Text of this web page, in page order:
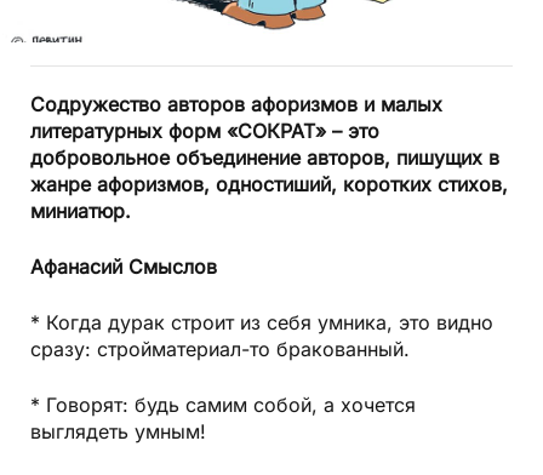
Содружество авторов афоризмов и малых
литературных форм «СОКРАТ» – это
добровольное объединение авторов, пишущих в
жанре афоризмов, одностиший, коротких стихов,
миниатюр.
Афанасий Смыслов
* Когда дурак строит из себя умника, это видно
сразу: стройматериал-то бракованный.
* Говорят: будь самим собой, а хочется
выглядеть умным!